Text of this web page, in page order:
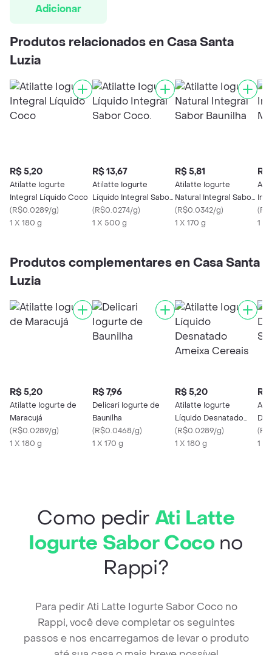
Adicionar
Produtos relacionados en Casa Santa
Luzia
R$ 5,20
Atilatte Iogurte
Integral Líquido Coco
(R$0.0289/g)
1 X 180 g
R$ 13,67
Atilatte Iogurte
Líquido Integral Sabor
Coco.
(R$0.0274/g)
1 X 500 g
R$ 5,81
Atilatte Iogurte
Natural Integral Sabor
Baunilha
(R$0.0342/g)
1 X 170 g
R$
(
1 X
Produtos complementares en Casa Santa
Luzia
R$ 5,20
Atilatte Iogurte de
Maracujá
(R$0.0289/g)
1 X 180 g
R$ 7,96
Delicari Iogurte de
Baunilha
(R$0.0468/g)
1 X 170 g
R$ 5,20
Atilatte Iogurte
Líquido Desnatado
Ameixa Cereais
(R$0.0289/g)
1 X 180 g
R$
(
1 X
Como pedir Ati Latte
Iogurte Sabor Cocono
Rappi?
Para pedir Ati Latte Iogurte Sabor Coco no
Rappi, você deve completar os seguintes
passos e nos encarregamos de levar o produto